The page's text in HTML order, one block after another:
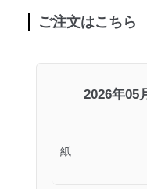
ご注文はこちら
2026年05
紙